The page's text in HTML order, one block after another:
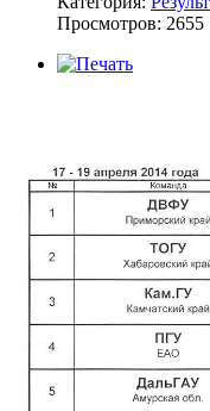
Просмотров: 2655